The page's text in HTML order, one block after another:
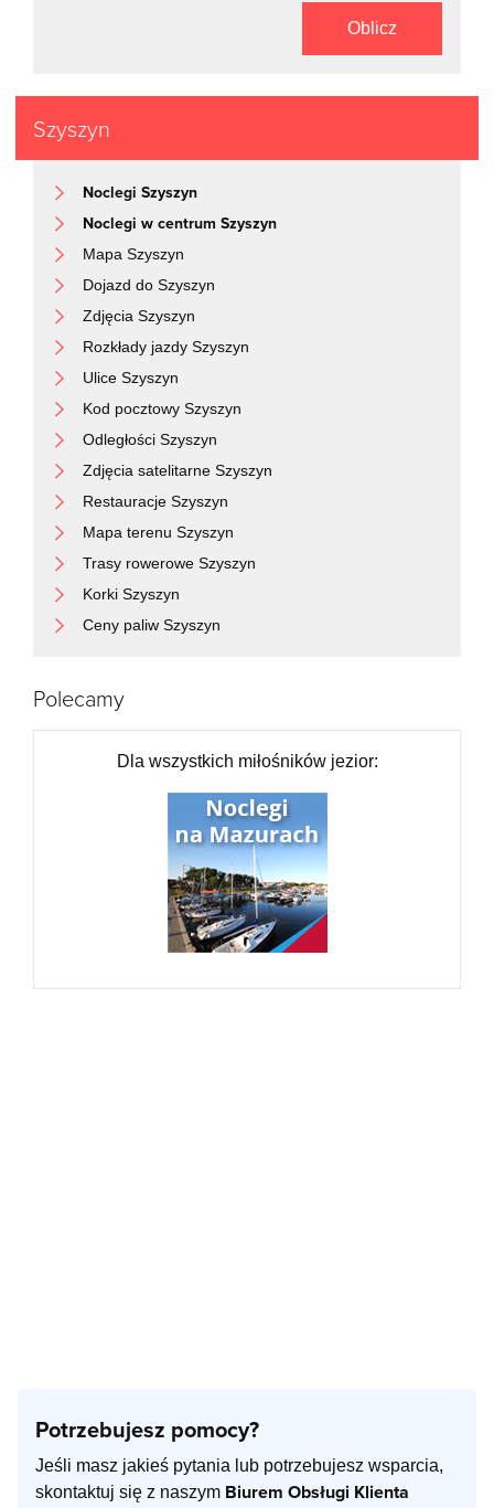
Oblicz
Szyszyn
Noclegi Szyszyn
Noclegi w centrum Szyszyn
Mapa Szyszyn
Dojazd do Szyszyn
Zdjęcia Szyszyn
Rozkłady jazdy Szyszyn
Ulice Szyszyn
Kod pocztowy Szyszyn
Odległości Szyszyn
Zdjęcia satelitarne Szyszyn
Restauracje Szyszyn
Mapa terenu Szyszyn
Trasy rowerowe Szyszyn
Korki Szyszyn
Ceny paliw Szyszyn
Polecamy
Dla wszystkich miłośników jezior:
Potrzebujesz pomocy?
Jeśli masz jakieś pytania lub potrzebujesz wsparcia,
skontaktuj się z naszym Biurem Obsługi Klienta